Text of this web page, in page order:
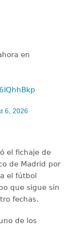
en
6, 2026
el fichaje de
de Madrid por
el fútbol
que sigue sin
fechas.
de los